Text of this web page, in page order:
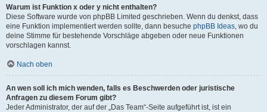
Warum ist Funktion x oder y nicht enthalten?
Diese Software wurde von phpBB Limited geschrieben. Wenn du denkst, dass
eine Funktion implementiert werden sollte, dann besuche phpBB Ideas, wo du
deine Stimme für bestehende Vorschläge abgeben oder neue Funktionen
vorschlagen kannst.
Nach oben
An wen soll ich mich wenden, falls es Beschwerden oder juristische
Anfragen zu diesem Forum gibt?
Jeder Administrator, der auf der „Das Team“-Seite aufgeführt ist, ist ein